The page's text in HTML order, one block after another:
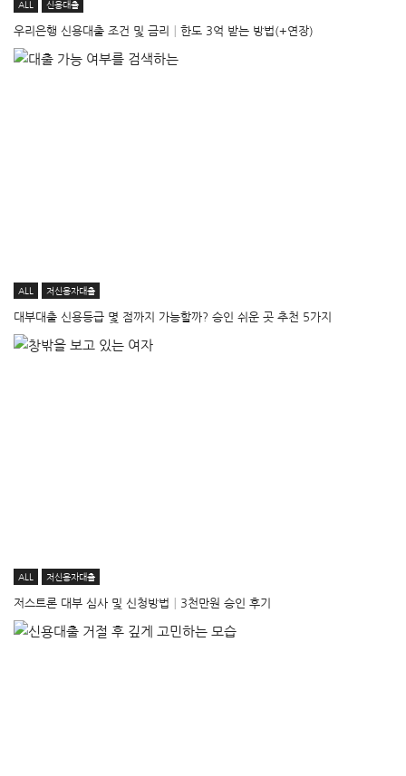
ALL 신용대출
우리은행 신용대출 조건 및 금리│한도 3억 받는 방법(+연장)
ALL 저신용자대출
대부대출 신용등급 몇 점까지 가능할까? 승인 쉬운 곳 추천 5가지
ALL 저신용자대출
저스트론 대부 심사 및 신청방법│3천만원 승인 후기